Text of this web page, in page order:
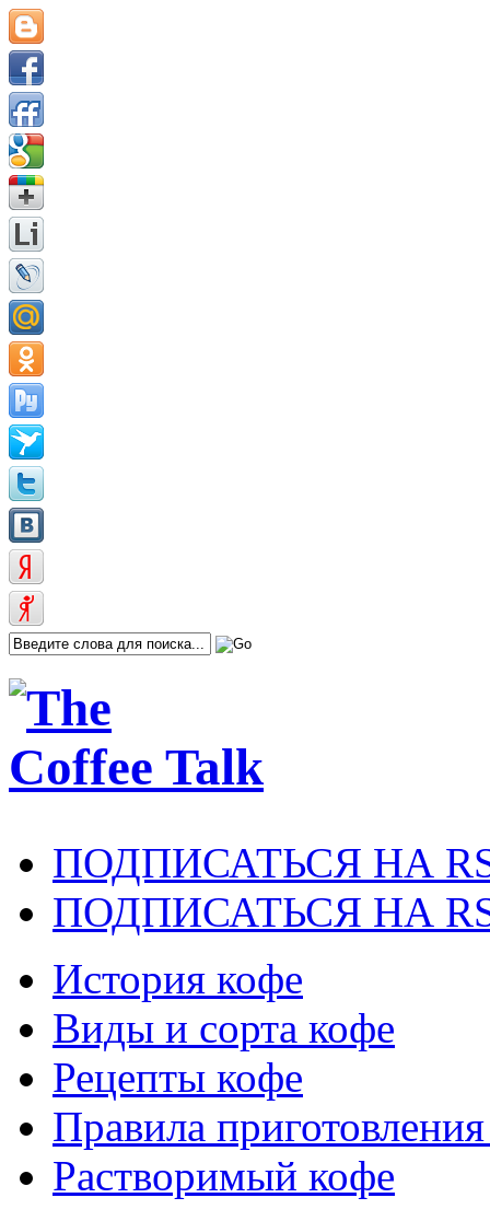
ПОДПИСАТЬСЯ НА
ПОДПИСАТЬСЯ НА
История кофе
Виды и сорта кофе
Рецепты кофе
Правила
Растворимый кофе